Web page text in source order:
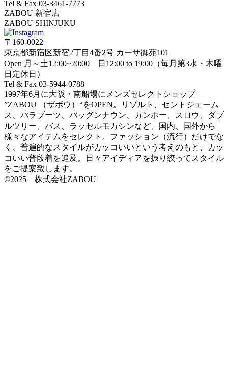
Tel & Fax 03-3461-7773
ZABOU 新宿店
ZABOU SHINJUKU
〒160-0022
東京都新宿区新宿2丁目4番2号 カーサ御苑101
Open 月～土12:00~20:00 日12:00 to 19:00（毎月第3水・木曜
日定休日）
Tel & Fax 03-5944-0788
1997年6月に大阪・南船場にメンズセレクトショップ
”ZABOU （ザボウ）“をOPEN。リゾルト、セントジェーム
ス、パラブーツ、バッグンナウン、ガンホー、スロウ、ダブ
ルツリー、バス、ラッセルモカシンなど、国内、国外から
様々なアイテムをセレクト。ファッション（流行）だけでな
く、普遍的なスタイルがカッコいいという考えのもと、カッ
コいい普段着を追及。日々アイディアを振り絞ってスタイル
をご提案致します。
©2025 株式会社ZABOU